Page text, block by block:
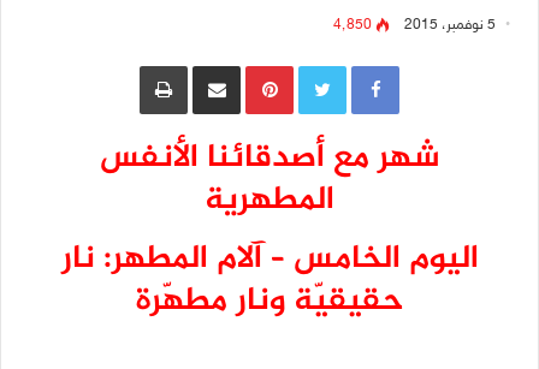
5 نوفمبر، 2015 4٬850
Pinterestمشاركة عبر البريد طباعة
شهر مع أصدقائنا الأنفس
المطهرية
اليوم الخامس – آلام المطهر: نار
حقيقيّة ونار مطهّرة